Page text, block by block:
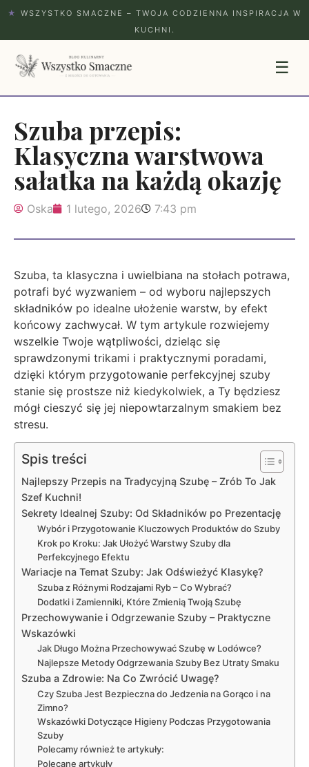
★
WSZYSTKO SMACZNE – TWOJA CODZIENNA INSPIRACJA W
KUCHNI.
☰
Szuba przepis:
Klasyczna warstwowa
sałatka na każdą okazję
Oska 1 lutego, 2026 7:43 pm
Szuba, ta klasyczna i uwielbiana na stołach potrawa,
potrafi być wyzwaniem – od wyboru najlepszych
składników po idealne ułożenie warstw, by efekt
końcowy zachwycał. W tym artykule rozwiejemy
wszelkie Twoje wątpliwości, dzieląc się
sprawdzonymi trikami i praktycznymi poradami,
dzięki którym przygotowanie perfekcyjnej szuby
stanie się prostsze niż kiedykolwiek, a Ty będziesz
mógł cieszyć się jej niepowtarzalnym smakiem bez
stresu.
Spis treści
Najlepszy Przepis na Tradycyjną Szubę – Zrób To Jak
Szef Kuchni!
Sekrety Idealnej Szuby: Od Składników po Prezentację
Wybór i Przygotowanie Kluczowych Produktów do Szuby
Krok po Kroku: Jak Ułożyć Warstwy Szuby dla
Perfekcyjnego Efektu
Wariacje na Temat Szuby: Jak Odświeżyć Klasykę?
Szuba z Różnymi Rodzajami Ryb – Co Wybrać?
Dodatki i Zamienniki, Które Zmienią Twoją Szubę
Przechowywanie i Odgrzewanie Szuby – Praktyczne
Wskazówki
Jak Długo Można Przechowywać Szubę w Lodówce?
Najlepsze Metody Odgrzewania Szuby Bez Utraty Smaku
Szuba a Zdrowie: Na Co Zwrócić Uwagę?
Czy Szuba Jest Bezpieczna do Jedzenia na Gorąco i na
Zimno?
Wskazówki Dotyczące Higieny Podczas Przygotowania
Szuby
Polecamy również te artykuły:
Polecane artykuły